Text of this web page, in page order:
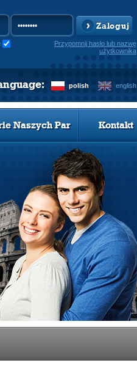
Zaloguj
Przypomnij hasło lub nazwę
użytkownika
polish english
Naszych Par Kontakt